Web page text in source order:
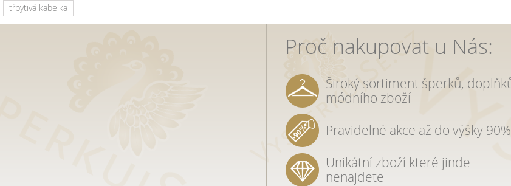
třpytivá kabelka
Proč nakupovat u Nás:
Široký sortiment šperků,
módního zboží
Pravidelné akce až do výšky 90%
Unikátní zboží které jinde
nenajdete